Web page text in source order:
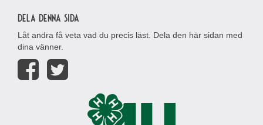
Dela denna sida
Låt andra få veta vad du precis läst. Dela den här sidan med
dina vänner.